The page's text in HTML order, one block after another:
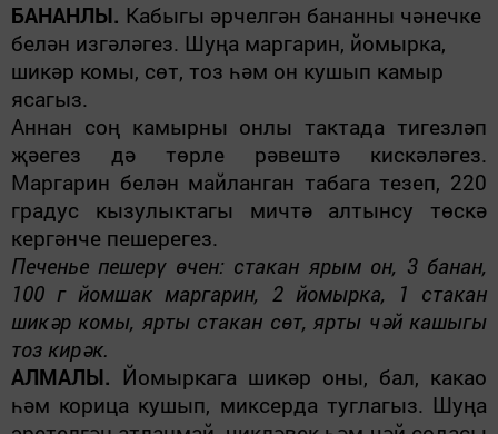
БАНАНЛЫ. Кабыгы әрчелгән бананны чәнечке
белән изгәләгез. Шуңа маргарин, йомырка,
шикәр комы, сөт, тоз һәм он кушып камыр
ясагыз.
Аннан соң камырны онлы тактада тигезләп
җәегез дә төрле рәвештә кискәләгез.
Маргарин белән майланган табага тезеп, 220
градус кызулыктагы мичтә алтынсу төскә
кергәнче пешерегез.
Печенье пешерү өчен: стакан ярым он, 3 банан,
100 г йомшак маргарин, 2 йомырка, 1 стакан
шикәр комы, ярты стакан сөт, ярты чәй кашыгы
тоз кирәк.
АЛМАЛЫ. Йомыркага шикәр оны, бал, какао
һәм корица кушып, миксерда туглагыз. Шуңа